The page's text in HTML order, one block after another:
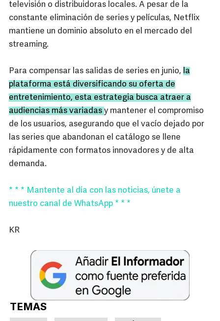
televisión o distribuidoras locales. A pesar de la
constante eliminación de series y películas, Netflix
mantiene un dominio absoluto en el mercado del
streaming.
Para compensar las salidas de series en junio, la
plataforma está diversificando su oferta de
entretenimiento, esta estrategia busca atraer a
audiencias más variadas y mantener el compromiso
de los usuarios, asegurando que el vacío dejado por
las series que abandonan el catálogo se llene
rápidamente con formatos innovadores y de alta
demanda.
* * * Mantente al día con las noticias, únete a
nuestro canal de WhatsApp * * *
KR
TEMAS